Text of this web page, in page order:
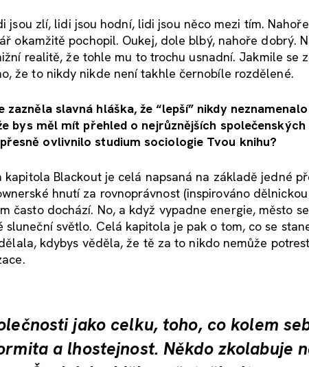
jsou zlí, lidi jsou hodní, lidi jsou něco mezi tím.
okamžitě pochopil. Oukej, dole blbý, nahoře dobrý.
realitě, že tohle mu to trochu usnadní. Jakmile se
že to nikdy nikde není takhle černobíle rozdělené.
slavná hláška, že “lepší” nikdy
bys měl mít přehled o nejrůznějších společenských
ovlivnilo studium sociologie Tvou knihu?
Blackout je celá napsaná na základě jedné
hnutí za rovnoprávnost (inspirováno
často dochází. No, a když vypadne energie, město
světlo. Celá kapitola je pak o tom, co se
kdybys věděla, že tě za to nikdo nemůže
jako celku, toho, co kolem
a lhostejnost. Někdo zkolabuje